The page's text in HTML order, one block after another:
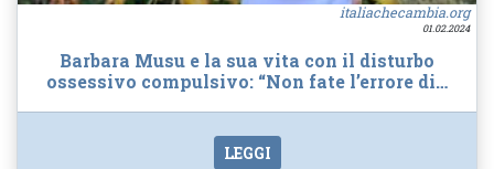
italiachecambia.org
01.02.2024
Barbara Musu e la sua vita con il disturbo
ossessivo compulsivo: “Non fate l’errore di…
LEGGI